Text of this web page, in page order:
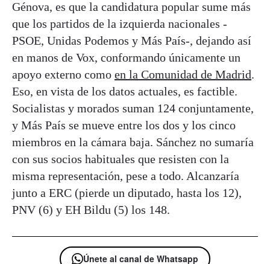
Génova, es que la candidatura popular sume más
que los partidos de la izquierda nacionales -
PSOE, Unidas Podemos y Más País-, dejando así
en manos de Vox, conformando únicamente un
apoyo externo como en la Comunidad de Madrid.
Eso, en vista de los datos actuales, es factible.
Socialistas y morados suman 124 conjuntamente,
y Más País se mueve entre los dos y los cinco
miembros en la cámara baja. Sánchez no sumaría
con sus socios habituales que resisten con la
misma representación, pese a todo. Alcanzaría
junto a ERC (pierde un diputado, hasta los 12),
PNV (6) y EH Bildu (5) los 148.
Únete al canal de Whatsapp